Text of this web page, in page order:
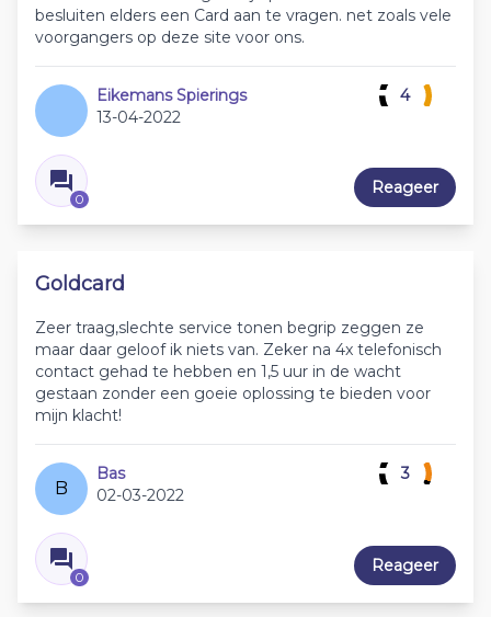
besluiten elders een Card aan te vragen. net zoals vele
voorgangers op deze site voor ons.
Eikemans Spierings
13-04-2022
0
4
Reageer
Goldcard
Zeer traag,slechte service tonen begrip zeggen ze
maar daar geloof ik niets van. Zeker na 4x telefonisch
contact gehad te hebben en 1,5 uur in de wacht
gestaan zonder een goeie oplossing te bieden voor
mijn klacht!
B
Bas
02-03-2022
0
3
Reageer